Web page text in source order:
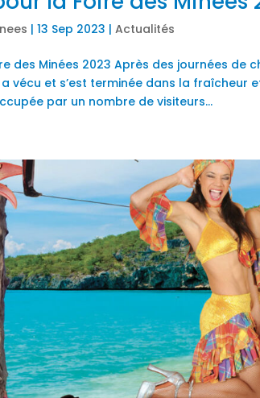
|13 Sep 2023 |Actualités
des Minées 2023 Après des journées de
vécu et s’est terminée dans la fraîcheur
par un nombre de visiteurs...